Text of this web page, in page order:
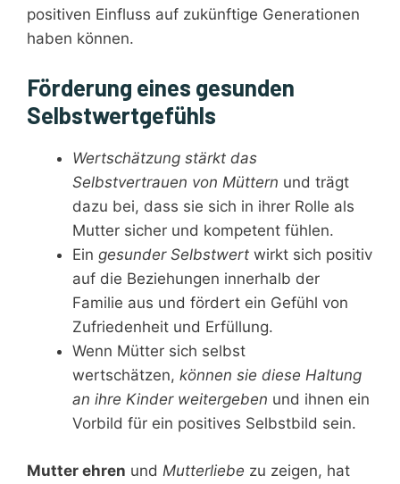
positiven Einfluss auf zukünftige Generationen
haben können.
Förderung eines gesunden
Selbstwertgefühls
Wertschätzung stärkt das
Selbstvertrauen von Müttern und trägt
dazu bei, dass sie sich in ihrer Rolle als
Mutter sicher und kompetent fühlen.
Ein gesunder Selbstwert wirkt sich positiv
auf die Beziehungen innerhalb der
Familie aus und fördert ein Gefühl von
Zufriedenheit und Erfüllung.
Wenn Mütter sich selbst
wertschätzen, können sie diese Haltung
an ihre Kinder weitergeben und ihnen ein
Vorbild für ein positives Selbstbild sein.
Mutter ehren und Mutterliebe zu zeigen, hat